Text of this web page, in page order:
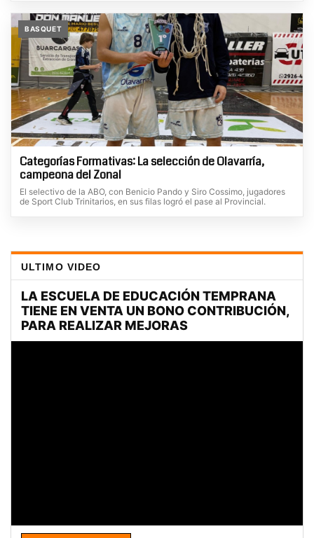
BASQUET
Categorías Formativas: La selección de Olavarría,
campeona del Zonal
El selectivo de la ABO, con Benicio Pando y Siro Cossimo, jugadores
de Sport Club Trinitarios, en sus filas logró el pase al Provincial.
ULTIMO VIDEO